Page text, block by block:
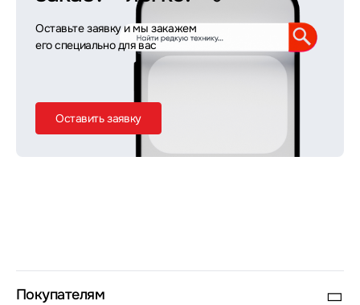
Оставьте заявку и мы закажем
его специально для вас
Оставить заявку
Покупателям